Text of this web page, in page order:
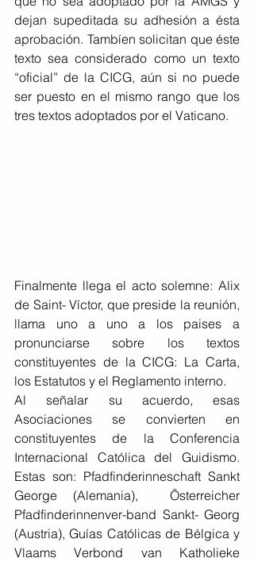
dejan supeditada su adhesión a ésta
aprobación. Tambíen solicitan que éste
texto sea considerado como un texto
“oficial” de la CICG, aún si no puede
ser puesto en el mismo rango que los
tres textos adoptados por el Vaticano.
Finalmente llega el acto solemne: Alix
de Saint- Víctor, que preside la reunión,
llama uno a uno a los paises a
pronunciarse sobre los textos
constituyentes de la CICG: La Carta,
los Estatutos y el Reglamento interno.
Al señalar su acuerdo, esas
Asociaciones se convierten en
constituyentes de la Conferencia
Internacional Católica del Guidismo.
Estas son: Pfadfinderinneschaft Sankt
George (Alemania),  Österreicher
Pfadfinderinnenver-band Sankt- Georg
(Austria), Guías Católicas de Bélgica y
Vlaams Verbond van Katholieke